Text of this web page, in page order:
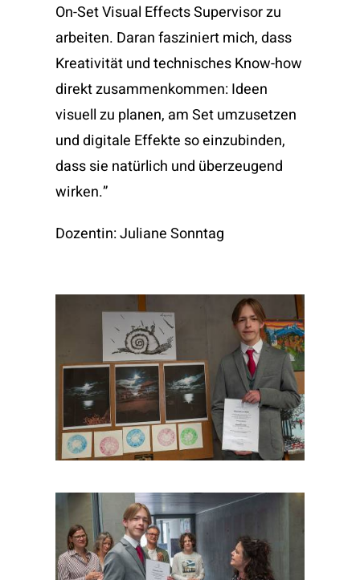
On-Set Visual Effects Supervisor zu
arbeiten. Daran fasziniert mich, dass
Kreativität und technisches Know-how
direkt zusammenkommen: Ideen
visuell zu planen, am Set umzusetzen
und digitale Effekte so einzubinden,
dass sie natürlich und überzeugend
wirken.”
Dozentin: Juliane Sonntag